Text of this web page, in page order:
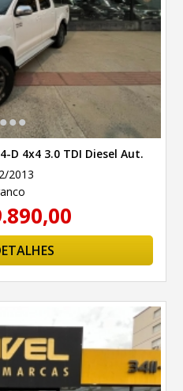
••
D 4x4 3.0 TDI Diesel Aut.
2013